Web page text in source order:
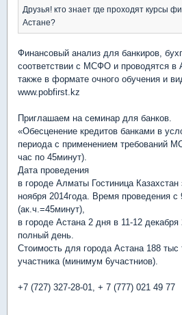
Друзья! кто знает где проходят курсы
Астане?
Финансовый анализ для банкиров,
соответствии с МСФО и проводятся в
также в формате очного обучения и
www.pobfirst.kz
Приглашаем на семинар для банков.
«Обесценение кредитов банками в
периода с применением требований
час по 45минут).
Дата проведения
в городе Алматы Гостиница
ноября 2014года. Время проведения с
(ак.ч.=45минут),
в городе Астана 2 дня в 11-12
полный день.
Стоимость для города Астана 188 тыс
участника (минимум 6участниов).
+7 (727) 327-28-01, + 7 (777) 021 49 77